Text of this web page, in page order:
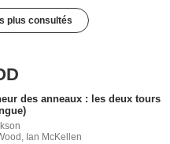
plus consultés
des anneaux : les deux tours
Ian McKellen